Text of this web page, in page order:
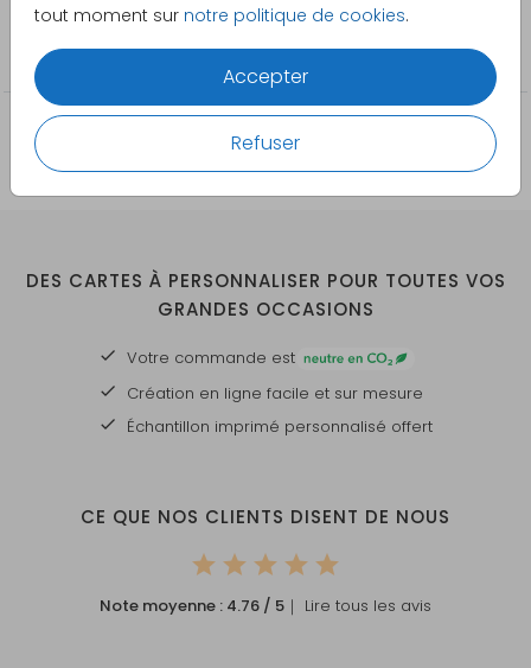
tout moment sur notre politique de cookies.
Accepter
Refuser
Catégorie
Cartes de remerciement
DES CARTES À PERSONNALISER POUR TOUTES VOS
GRANDES OCCASIONS
Votre commande est
Création en ligne facile et sur mesure
Échantillon imprimé personnalisé offert
CE QUE NOS CLIENTS DISENT DE NOUS
Note moyenne : 4.76 / 5 ｜ Lire tous les avis